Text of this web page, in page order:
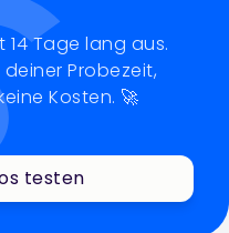
14 Tage lang aus.
Probezeit,
Kosten. 🚀
testen